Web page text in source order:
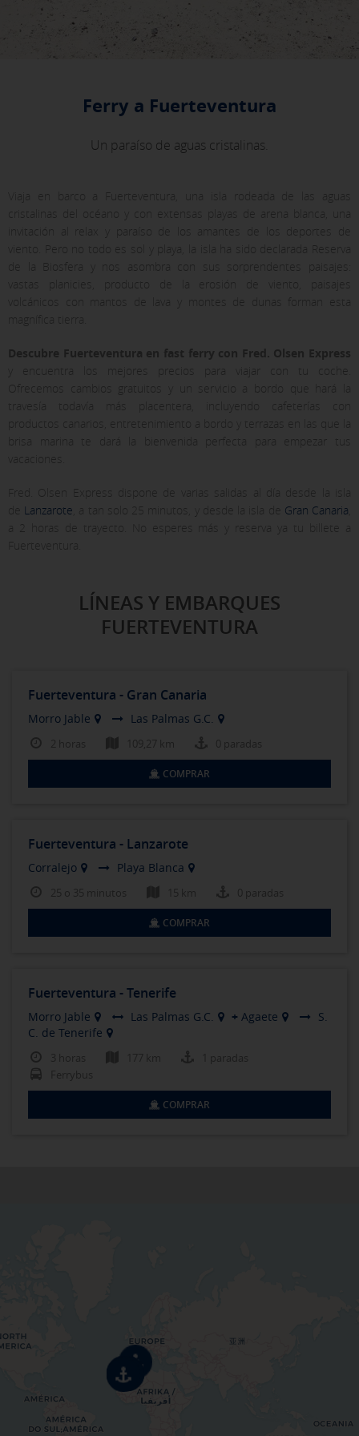
Ferry a Fuerteventura
Un paraíso de aguas cristalinas.
Viaja en barco a Fuerteventura, una isla rodeada de las aguas
cristalinas del océano y con extensas playas de arena blanca, una
invitación al relax y paraíso de los amantes de los deportes de
viento.
Pero no todo es sol y playa, la isla ha sido declarada Reserva
de la Biosfera y nos asombra con sus sorprendentes paisajes:
vastas planicies, producto de la erosión de viento, paisajes
volcánicos con mantos de lava y montes de dunas forman esta
magnífica tierra.
Descubre Fuerteventura en fast ferry con Fred. Olsen Express
y encuentra los mejores precios para viajar con tu coche.
Ofrecemos cambios gratuitos y un servicio a bordo que hará la
travesía todavía más placentera, incluyendo cafeterías con
productos canarios, entretenimiento a bordo y terrazas en las que la
brisa marina te dará la bienvenida perfecta para empezar tus
vacaciones.
Fred. Olsen Express dispone de varias salidas al día desde la isla
de Lanzarote , a tan solo 25 minutos, y desde la isla de Gran Canaria
a 2 horas de trayecto. No esperes más y reserva ya tu billete a
Fuerteventura.
LÍNEAS Y EMBARQUES
FUERTEVENTURA
Fuerteventura - Gran Canaria
Morro Jable Las Palmas G.C.
2 horas 109,27 km 0 paradas
COMPRAR
Fuerteventura - Lanzarote
Corralejo Playa Blanca
25 o 35 minutos 15 km 0 paradas
COMPRAR
Fuerteventura - Tenerife
Morro Jable Las Palmas G.C. + Agaete
S.
C. de Tenerife
3 horas 177 km
1 paradas
Ferrybus
COMPRAR